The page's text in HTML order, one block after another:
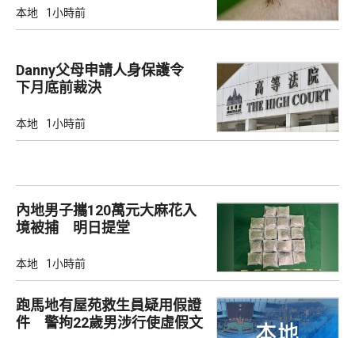
本地 1小時前
Danny父母申請人身保護令
下月底前裁決
本地 1小時前
內地男子攜120萬元大麻花入
境被捕 明日提堂
本地 1小時前
跑馬地有屋苑救生員疑用假證
件 警拘22歲男涉行使虛假文